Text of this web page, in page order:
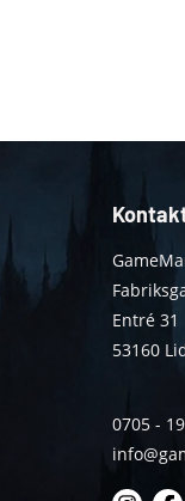
Entré 31
53160
0705 -